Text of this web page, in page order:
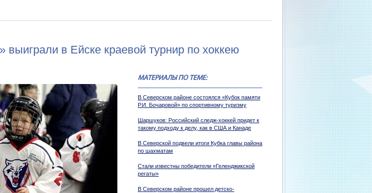
выиграли в Ейске краевой турнир по хоккею
МАТЕРИАЛЫ ПО ТЕМЕ:
В Северском районе состоялся «Кубок памяти
Р.И. Бочаровой» по спортивному туризму
Шаршуков: Российский следж-хоккей придет к
такому подходу к делу, как в США и Канаде
В Северской подвели итоги Кубка главы района
по шахматам
Стали известны победители «Геленджикской
регаты»
В Северском районе прошел детско-